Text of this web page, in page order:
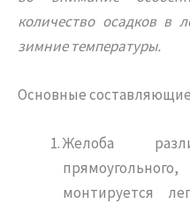
количество осадков в
зимние температуры.
Основные составляющие
Желоба
монтируется